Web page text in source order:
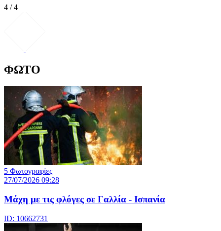
4 / 4
ΦΩΤΟ
5 Φωτογραφίες
27/07/2026 09:28
Μάχη με τις φλόγες σε Γαλλία - Ισπανία
ID: 10662731